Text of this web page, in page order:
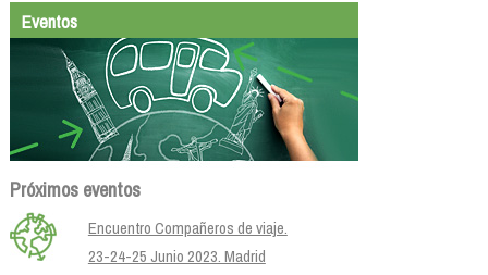
Eventos
Próximos eventos
Encuentro Compañeros de viaje.
23-24-25 Junio 2023. Madrid